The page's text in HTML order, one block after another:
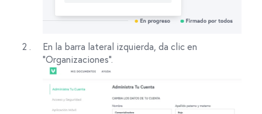
En la barra lateral izquierda, da clic en
"Organizaciones".